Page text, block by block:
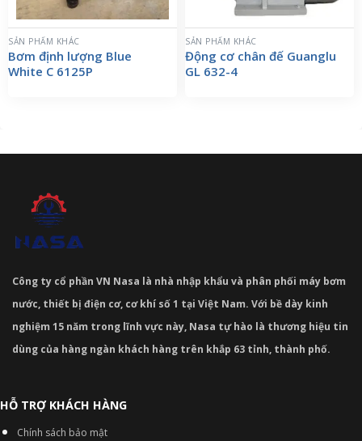
SẢN PHẨM KHÁC
Bơm định lượng Blue
White C 6125P
SẢN PHẨM KHÁC
Động cơ chân đế Guanglu
GL 632-4
Công ty cổ phần VN Nasa là nhà nhập khẩu và phân phối máy bơm
nước, thiết bị điện cơ, cơ khí số 1 tại Việt Nam. Với bề dày kinh
nghiệm 15 năm trong lĩnh vực này, Nasa tự hào là thương hiệu tin
dùng của hàng ngàn khách hàng trên khắp 63 tỉnh, thành phố.
HỖ TRỢ KHÁCH HÀNG
Chính sách bảo mật